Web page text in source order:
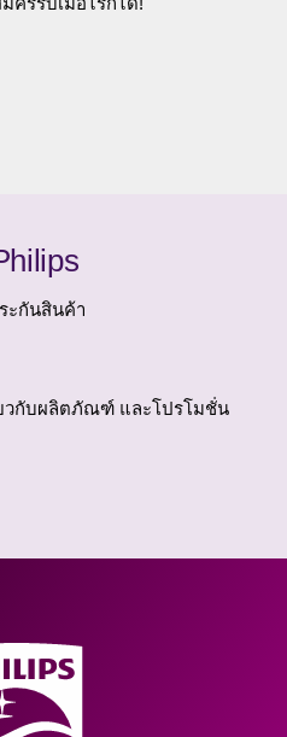
ะกันสินค้า
วกับผลิตภัณฑ์ และโปรโมชั่น